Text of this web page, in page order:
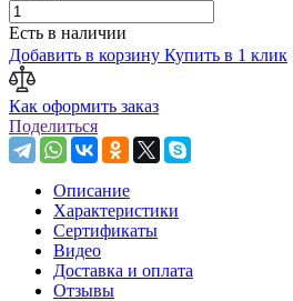
Есть в наличии
Добавить в корзину Купить в 1 клик
Как оформить заказ
Поделиться
Описание
Характеристики
Сертификаты
Видео
Доставка и оплата
Отзывы